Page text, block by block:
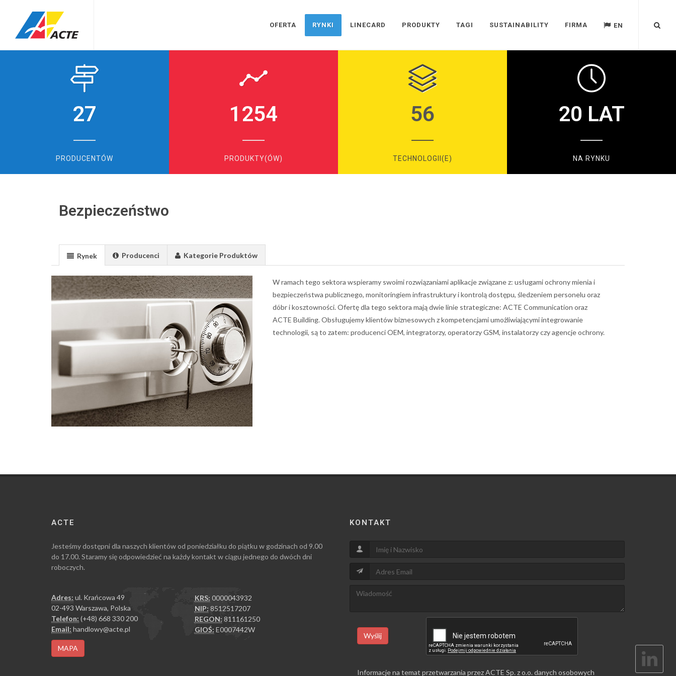
OFERTA RYNKI LINECARD PRODUKTY TAGI SUSTAINABILITY FIRMA EN
27
PRODUCENTÓW
1254
PRODUKTY(ÓW)
56
TECHNOLOGII(E)
20 LAT
NA RYNKU
Bezpieczeństwo
Rynek Producenci Kategorie Produktów
W ramach tego sektora wspieramy swoimi rozwiązaniami aplikacje związane z: usługami ochrony mienia i
bezpieczeństwa publicznego, monitoringiem infrastruktury i kontrolą dostępu, śledzeniem personelu oraz
dóbr i kosztowności. Ofertę dla tego sektora mają dwie linie strategiczne: ACTE Communication oraz
ACTE Building. Obsługujemy klientów biznesowych z kompetencjami umożliwiającymi integrowanie
technologii, są to zatem: producenci OEM, integratorzy, operatorzy GSM, instalatorzy czy agencje ochrony.
ACTE
Jesteśmy dostępni dla naszych klientów od poniedziałku do piątku w godzinach od 9.00
do 17.00. Staramy się odpowiedzieć na każdy kontakt w ciągu jednego do dwóch dni
roboczych.
Adres: ul. Krańcowa 49
02-493 Warszawa, Polska
Telefon: (+48) 668 330 200
Email: handlowy@acte.pl
KRS: 0000043932
NIP: 8512517207
REGON: 811161250
GIOŚ: E0007442W
MAPA
KONTAKT
Wyślij
Informacje na temat przetwarzania przez ACTE Sp. z o.o. danych osobowych